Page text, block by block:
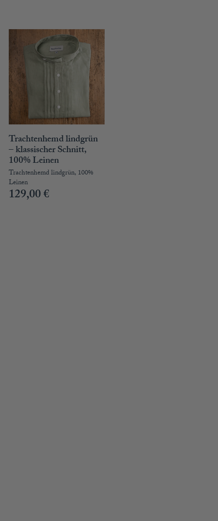
Trachtenhemd lindgrün
– klassischer Schnitt,
100% Leinen
Trachtenhemd lindgrün, 100%
Leinen
129,00€